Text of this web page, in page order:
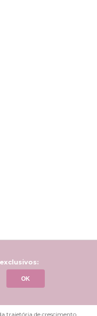
OK
trajetória de crescimento,